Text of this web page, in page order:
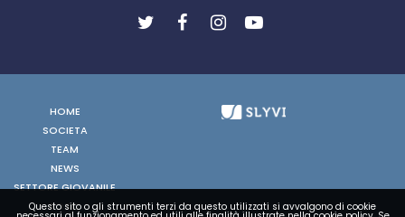
HOME
SOCIETA
TEAM
NEWS
SETTORE GIOVANILE
FOTO
Questo sito o gli strumenti terzi da questo utilizzati si avvalgono di cookie